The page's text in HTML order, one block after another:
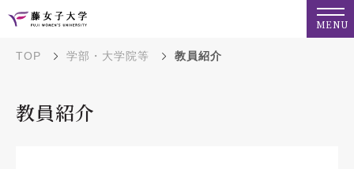
MENU
TOP 学部・大学院等 教員紹介
教員紹介